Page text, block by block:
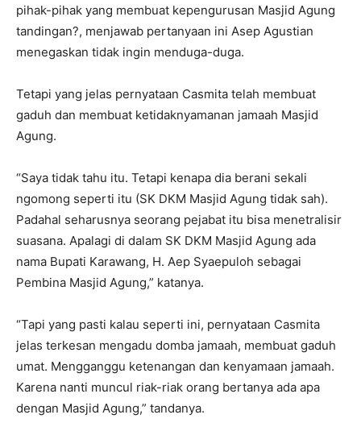
pihak-pihak yang membuat kepengurusan Masjid Agung
tandingan?, menjawab pertanyaan ini Asep Agustian
menegaskan tidak ingin menduga-duga.
Tetapi yang jelas pernyataan Casmita telah membuat
gaduh dan membuat ketidaknyamanan jamaah Masjid
Agung.
“Saya tidak tahu itu. Tetapi kenapa dia berani sekali
ngomong seperti itu (SK DKM Masjid Agung tidak sah).
Padahal seharusnya seorang pejabat itu bisa menetralisir
suasana. Apalagi di dalam SK DKM Masjid Agung ada
nama Bupati Karawang, H. Aep Syaepuloh sebagai
Pembina Masjid Agung,” katanya.
“Tapi yang pasti kalau seperti ini, pernyataan Casmita
jelas terkesan mengadu domba jamaah, membuat gaduh
umat. Mengganggu ketenangan dan kenyamaan jamaah.
Karena nanti muncul riak-riak orang bertanya ada apa
dengan Masjid Agung,” tandanya.